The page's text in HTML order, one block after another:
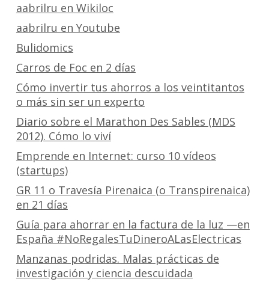
aabrilru en Wikiloc
aabrilru en Youtube
Bulidomics
Carros de Foc en 2 días
Cómo invertir tus ahorros a los veintitantos
o más sin ser un experto
Diario sobre el Marathon Des Sables (MDS
2012). Cómo lo viví
Emprende en Internet: curso 10 vídeos
(startups)
GR 11 o Travesía Pirenaica (o Transpirenaica)
en 21 días
Guía para ahorrar en la factura de la luz —en
España #NoRegalesTuDineroALasElectricas
Manzanas podridas. Malas prácticas de
investigación y ciencia descuidada